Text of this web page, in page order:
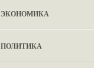
ЭКОНОМИКА
ПОЛИТИКА